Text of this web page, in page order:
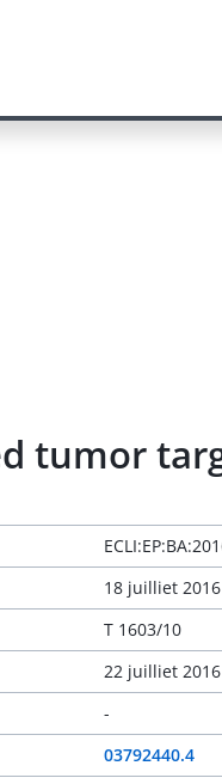
tumor
18 juilliet 2016
T 1603/10
22 juilliet 2016
-
03792440.4